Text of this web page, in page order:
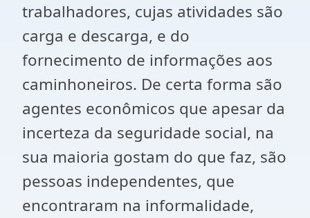
trabalhadores, cujas atividades são
carga e descarga, e do
fornecimento de informações aos
caminhoneiros. De certa forma são
agentes econômicos que apesar da
incerteza da seguridade social, na
sua maioria gostam do que faz, são
pessoas independentes, que
encontraram na informalidade,